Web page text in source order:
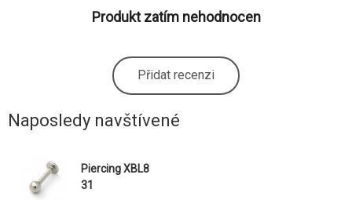
Produkt zatím nehodnocen
Přidat recenzi
Naposledy navštívené
Piercing XBL8
31